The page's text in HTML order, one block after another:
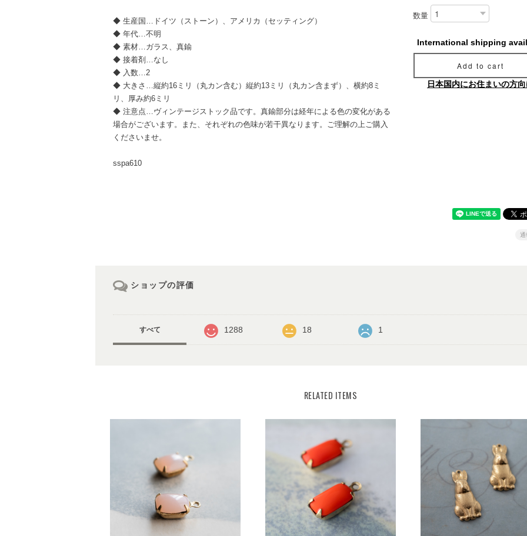
◆ 生産国…ドイツ（ストーン）、アメリカ（セッティング）
◆ 年代…不明
◆ 素材…ガラス、真鍮
◆ 接着剤…なし
◆ 入数…2
◆ 大きさ…縦約16ミリ（丸カン含む）縦約13ミリ（丸カン含まず）、横約8ミ
リ、厚み約6ミリ
◆ 注意点…ヴィンテージストック品です。真鍮部分は経年による色の変化がある
場合がございます。また、それぞれの色味が若干異なります。ご理解の上ご購入
くださいませ。
sspa610
数量
International shipping
Add to cart
日本国内にお住まいの方
通
ショップの評価
すべて 1288 18 1
RELATED ITEMS